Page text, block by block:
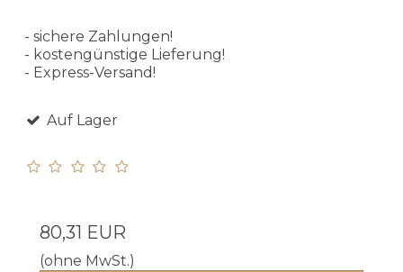
- sichere Zahlungen!
- kostengünstige Lieferung!
- Express-Versand!
Auf Lager
80,31 EUR
(ohne MwSt.)